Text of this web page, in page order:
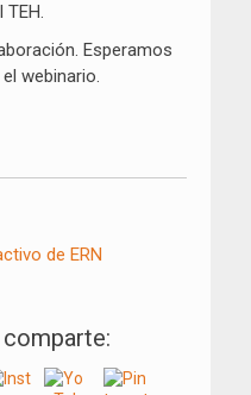
TEH.
Esperamos
webinario.
de ERN